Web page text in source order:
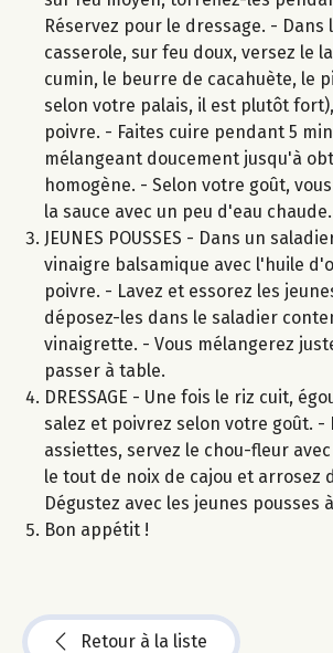
Réservez pour le dressage. - Dans
casserole, sur feu doux, versez le
cumin, le beurre de cacahuète, le
selon votre palais, il est plutôt
poivre. - Faites cuire pendant 5
mélangeant doucement jusqu'à
homogène. - Selon votre goût,
la sauce avec un peu d'eau chaude.
JEUNES POUSSES - Dans un
vinaigre balsamique avec l'huile
poivre. - Lavez et essorez les
déposez-les dans le saladier
vinaigrette. - Vous mélangerez
passer à table.
DRESSAGE - Une fois le riz cuit,
salez et poivrez selon votre goût. -
assiettes, servez le chou-fleur
le tout de noix de cajou et arrosez
Dégustez avec les jeunes pousses
Bon appétit !
Retour à la liste